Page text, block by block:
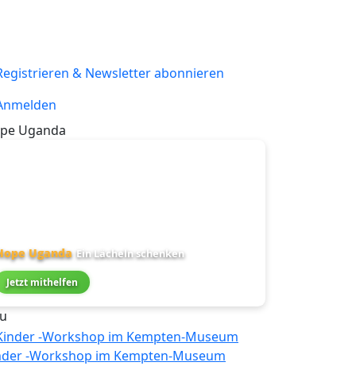
& Newsletter abonnieren
Uganda
Uganda Ein Lächeln schenken
Jetzt mithelfen
-Workshop im Kempten-Museum